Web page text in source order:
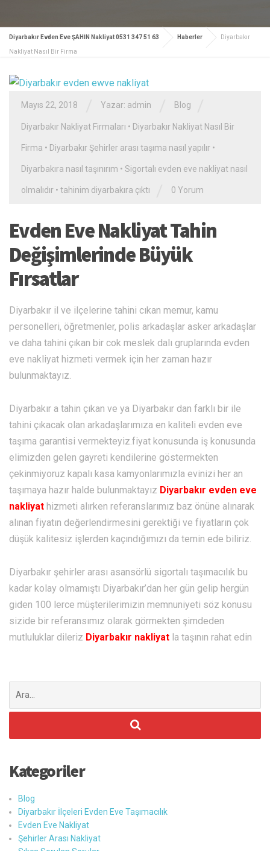
Diyarbakır Evden Eve ŞAHİN Nakliyat 0531 347 51 63 Haberler Diyarbakır
Nakliyat Nasıl Bir Firma
Mayıs 22, 2018 Yazar: admin Blog
Diyarbakır Nakliyat Firmaları • Diyarbakır Nakliyat Nasıl Bir
Firma • Diyarbakır Şehirler arası taşıma nasıl yapılır •
Diyarbakıra nasıl taşınırım • Sigortalı evden eve nakliyat nasıl
olmalıdır • tahinim diyarbakıra çıktı 0 Yorum
Evden Eve Nakliyat Tahin
Değişimlerinde Büyük
Fırsatlar
Diyarbakır il ve ilçelerine tahini cıkan memur, kamu
personelleri, öğretmenler, polis arkadaşlar asker arkadaşlar
ve daha tahini çıkan bir cok meslek dalı gruplarında evden
eve nakliyat hizmeti vermek için her zaman hazır
bulunmaktayız.
Diyarbakır a tahin çıkan ve ya Diyarbakır dan farklı bir ile
tahini çıkacak olan arkadaşlarımıza en kaliteli evden eve
taşıma garantisi vermekteyiz.fiyat konusunda iş konusunda
elimizden gelen gayreti kendilerine göstermekten
çekinmiyoruz kapalı kasa kamyonlarımızla evinizi her an
taşımaya hazır halde bulunmaktayız Diyarbakır evden eve
nakliyat hizmeti alırken referanslarımız baz önüne alınarak
alınan fiyatın değerlendirmesini gerektiği ve fiyatların çok
düşük kalitesiz işlerden kaçındığımızı da temin ede biliriz.
Diyarbakır şehirler arası asansörlü sigortalı taşımacılık bu
kadar kolay olmamıştı Diyarbakır’dan her gün gelip hergün
giden 100 lerce müşterilerimizin memnuniyeti söz konusu
sizide bir referansımız olarak görmekten şimdeden
mutluluklar dileriz Diyarbakır nakliyat la taşının rahat edin
ara:
Kategoriler
Blog
Diyarbakır İlçeleri Evden Eve Taşımacılık
Evden Eve Nakliyat
Şehirler Arası Nakliyat